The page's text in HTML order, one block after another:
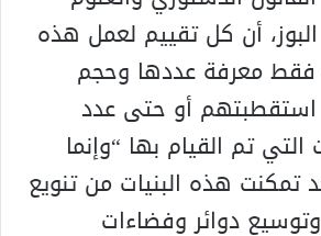
أن كل تقييم لعمل هذه
فقط معرفة عددها وحجم
استقطبتهم أو حتى عدد
التي تم القيام بها “وإنما
هذه البنيات من تنويع
دوائر وفضاءات